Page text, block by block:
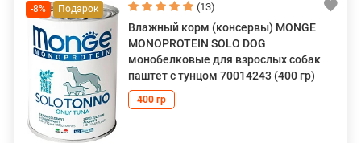
-8% (13)
Влажный корм (консервы) MONGE
MONOPROTEIN SOLO DOG
монобелковые для взрослых собак
паштет с тунцом 70014243 (400 гр)
400 гр